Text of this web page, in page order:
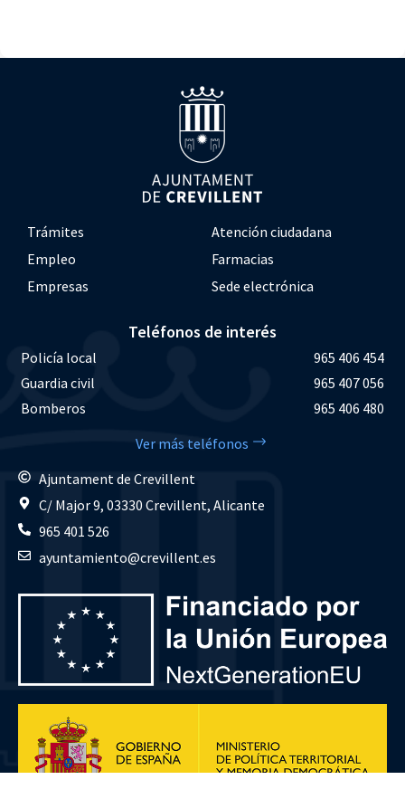
Trámites
Atención ciudadana
Empleo
Farmacias
Empresas
Sede electrónica
Teléfonos de interés
Policía local
965 406 454
Guardia civil
965 407 056
Bomberos
965 406 480
Ver más teléfonos
Ajuntament de Crevillent
C/ Major 9, 03330 Crevillent, Alicante
965 401 526
ayuntamiento@crevillent.es